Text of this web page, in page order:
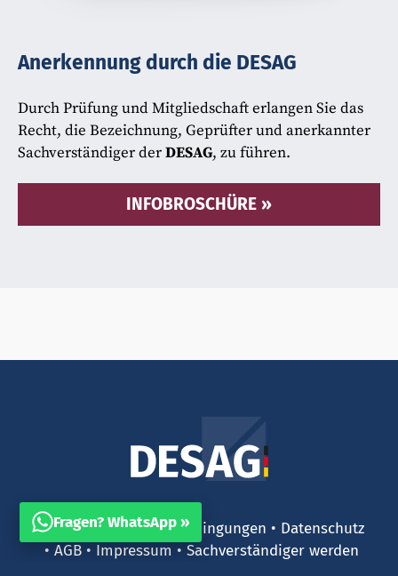
Anerkennung durch die DESAG
Durch Prüfung und Mitgliedschaft erlangen Sie das
Recht, die Bezeichnung, Geprüfter und anerkannter
Sachverständiger derDESAG, zu führen.
INFOBROSCHÜRE
Kontakt Teilnahmebedingungen
Datenschutz
AGB
Impressum
Sachverständiger werden
Fragen? WhatsApp »